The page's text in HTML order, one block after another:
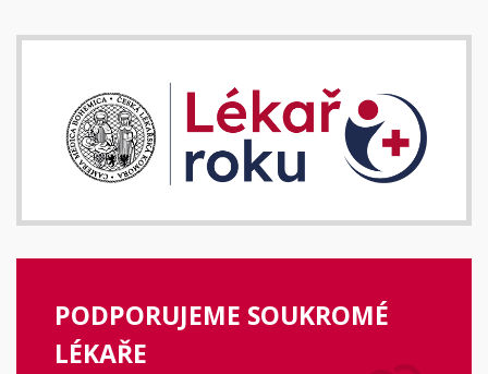
PODPORUJEME SOUKROMÉ
LÉKAŘE